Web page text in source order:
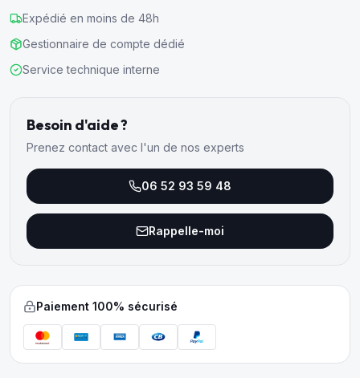
Expédié en moins de 48h
Gestionnaire de compte dédié
Service technique interne
Besoin d'aide ?
Prenez contact avec l'un de nos experts
06 52 93 59 48
Rappelle-moi
Paiement 100% sécurisé